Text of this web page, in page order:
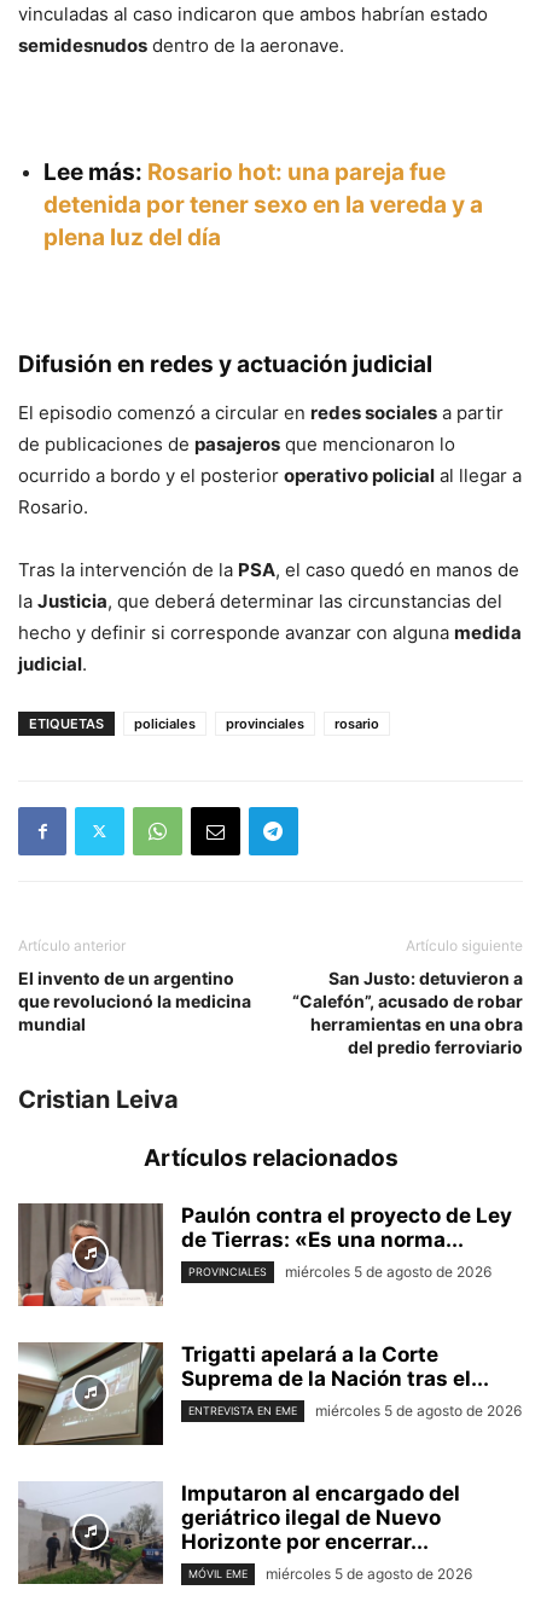
vinculadas al caso indicaron que ambos habrían estado
semidesnudos dentro de la aeronave.
Lee más: Rosario hot: una pareja fue
detenida por tener sexo en la vereda y a
plena luz del día
Difusión en redes y actuación judicial
El episodio comenzó a circular en redes sociales a partir
de publicaciones de pasajeros que mencionaron lo
ocurrido a bordo y el posterior operativo policial al llegar a
Rosario.
Tras la intervención de la PSA, el caso quedó en manos de
la Justicia, que deberá determinar las circunstancias del
hecho y definir si corresponde avanzar con alguna medida
judicial.
ETIQUETAS policiales provinciales rosario
Artículo anterior
El invento de un argentino
que revolucionó la medicina
mundial
Artículo siguiente
San Justo: detuvieron a
“Calefón”, acusado de robar
herramientas en una obra
del predio ferroviario
Cristian Leiva
Artículos relacionados
Paulón contra el proyecto de Ley
de Tierras: «Es una norma...
PROVINCIALES miércoles 5 de agosto de 2026
Trigatti apelará a la Corte
Suprema de la Nación tras el...
ENTREVISTA EN EME miércoles 5 de agosto de 2026
Imputaron al encargado del
geriátrico ilegal de Nuevo
Horizonte por encerrar...
MÓVIL EME miércoles 5 de agosto de 2026